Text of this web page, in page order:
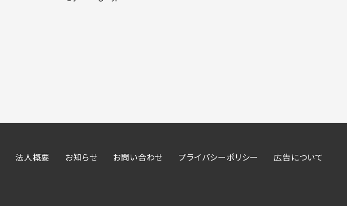
法人概要 お知らせ お問い合わせ プライバシーポリシー 広告について